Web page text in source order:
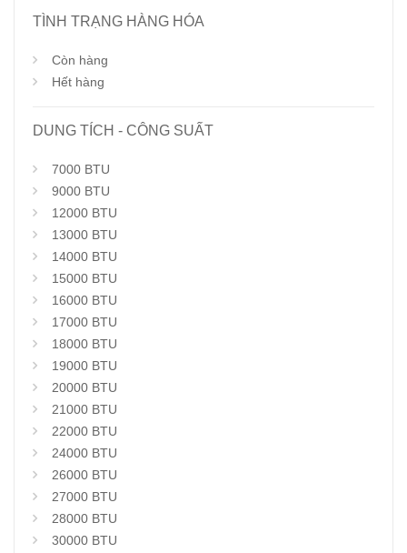
TÌNH TRẠNG HÀNG HÓA
Còn hàng
Hết hàng
DUNG TÍCH - CÔNG SUẤT
7000 BTU
9000 BTU
12000 BTU
13000 BTU
14000 BTU
15000 BTU
16000 BTU
17000 BTU
18000 BTU
19000 BTU
20000 BTU
21000 BTU
22000 BTU
24000 BTU
26000 BTU
27000 BTU
28000 BTU
30000 BTU